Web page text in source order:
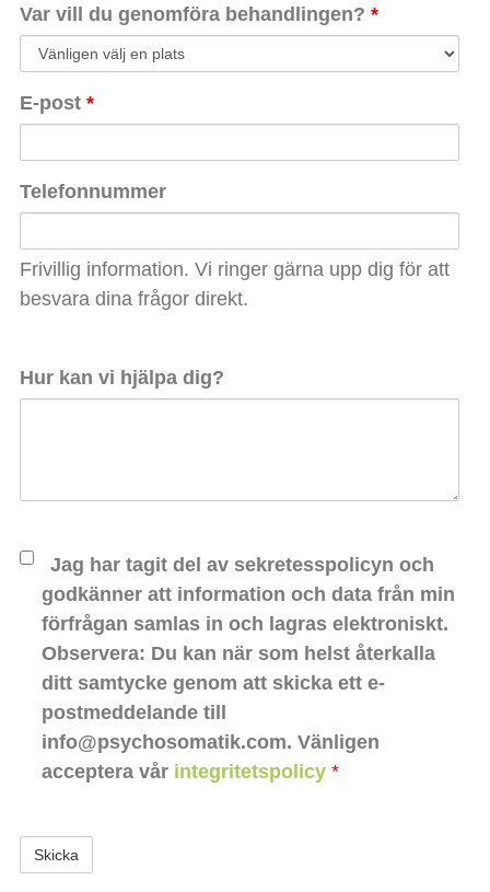
Var vill du genomföra behandlingen? *
E-post *
Telefonnummer
Frivillig information. Vi ringer gärna upp dig för att
besvara dina frågor direkt.
Hur kan vi hjälpa dig?
Jag har tagit del av sekretesspolicyn och
godkänner att information och data från min
förfrågan samlas in och lagras elektroniskt.
Observera: Du kan när som helst återkalla
ditt samtycke genom att skicka ett e-
postmeddelande till
info@psychosomatik.com. Vänligen
acceptera vår integritetspolicy *